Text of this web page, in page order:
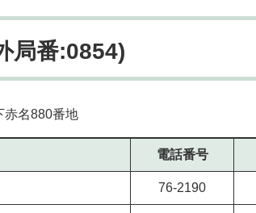
局番:0854)
名880番地
電話番号
76-2190